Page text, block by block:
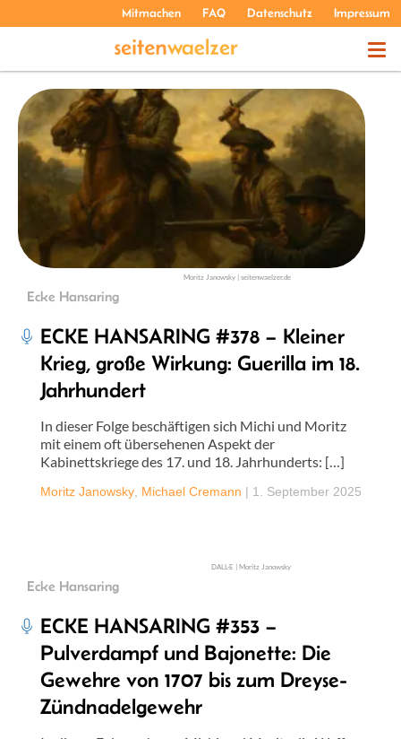
Mitmachen FAQ Datenschutz Impressum
THEMEN
PODCASTS
ÜBER UNS
Moritz Janowsky | seitenwaelzer.de
Ecke Hansaring
ECKE HANSARING #378 – Kleiner
Krieg, große Wirkung: Guerilla im 18.
Jahrhundert
In dieser Folge beschäftigen sich Michi und Moritz
mit einem oft übersehenen Aspekt der
Kabinettskriege des 17. und 18. Jahrhunderts: […]
Moritz Janowsky Michael Cremann | 1. September 2025
DALL·E | Moritz Janowsky
Ecke Hansaring
ECKE HANSARING #353 –
Pulverdampf und Bajonette: Die
Gewehre von 1707 bis zum Dreyse-
Zündnadelgewehr